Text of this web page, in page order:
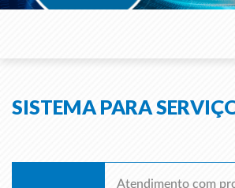
SISTEMA PARA
Atendimento com